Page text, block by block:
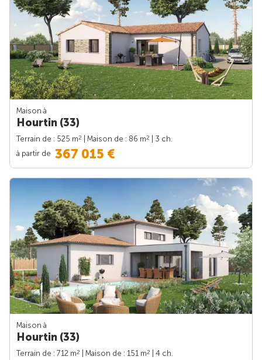
Maison à
Hourtin (33)
Terrain de : 525 m2 | Maison de : 86 m2
| 3 ch.
à partir de 367 015 €
Maison à
Hourtin (33)
Terrain de : 712 m2 | Maison de : 151 m2
| 4 ch.